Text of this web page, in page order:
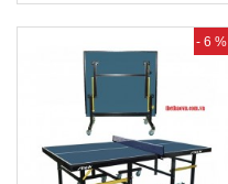
- 6 %